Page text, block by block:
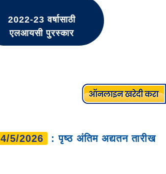
2022-23 वर्षासाठी
एलआयसी पुरस्कार
4/5/2026 : पृष्ठ अंतिम अद्यतन तारीख